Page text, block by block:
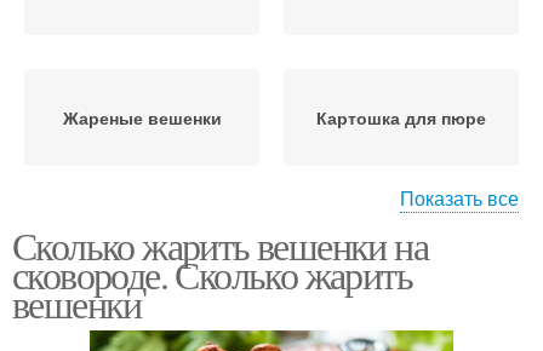
Жареные вешенки Картошка для пюре
Запеченная картошка Картошка в мундире
Показать все
Сколько жарить вешенки на
сковороде. Сколько жарить
вешенки